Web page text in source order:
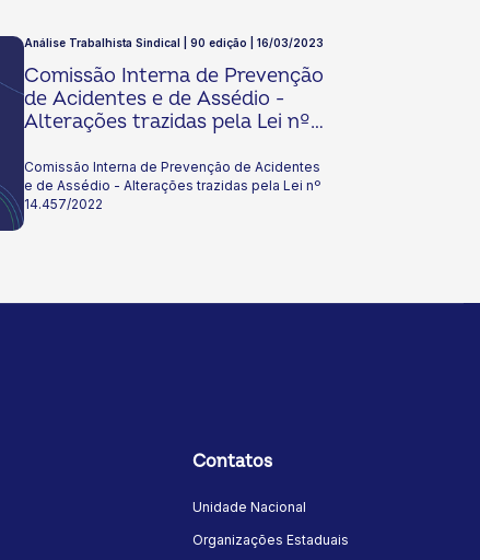
Análise Trabalhista Sindical | 90 edição | 16/03/2023
Comissão Interna de Prevenção
de Acidentes e de Assédio -
Alterações trazidas pela Lei nº
Comissão Interna de Prevenção de Acidentes
e de Assédio - Alterações trazidas pela Lei nº
14.457/2022
Contatos
Unidade Nacional
Organizações Estaduais